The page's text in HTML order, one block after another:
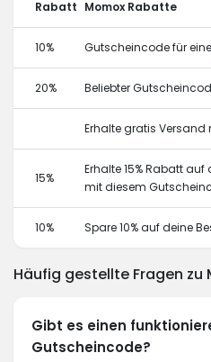
Rabatt Momox Rabatte
10% Gutscheincode für
20% Beliebter
Erhalte gratis
15%
Erhalte 15% Rabatt
mit diesem
10% Spare 10% auf deine
Häufig gestellte Fragen zu
Gibt es einen
Gutscheincode?